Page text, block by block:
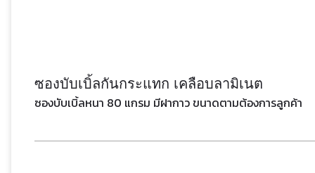
ซองบับเบิ้ลกันกระแทก เคลือบลามิเนต
ซองบับเบิ้ลหนา 80 แกรม มีฝากาว ขนาดตามต้องการลูกค้า